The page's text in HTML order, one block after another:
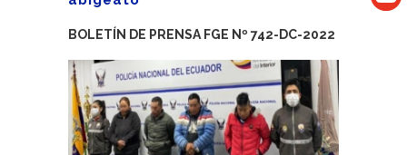
BOLETÍN DE PRENSA FGE Nº 742-DC-2022